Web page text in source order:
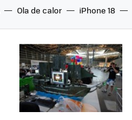
Ola de calor iPhone 18